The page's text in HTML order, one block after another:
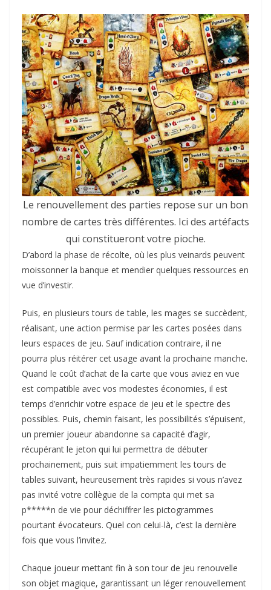
Le renouvellement des parties repose sur un bon
nombre de cartes très différentes. Ici des artéfacts
qui constitueront votre pioche.
D’abord la phase de récolte, où les plus veinards peuvent
moissonner la banque et mendier quelques ressources en
vue d’investir.
Puis, en plusieurs tours de table, les mages se succèdent,
réalisant, une action permise par les cartes posées dans
leurs espaces de jeu. Sauf indication contraire, il ne
pourra plus réitérer cet usage avant la prochaine manche.
Quand le coût d’achat de la carte que vous aviez en vue
est compatible avec vos modestes économies, il est
temps d’enrichir votre espace de jeu et le spectre des
possibles. Puis, chemin faisant, les possibilités s’épuisent,
un premier joueur abandonne sa capacité d’agir,
récupérant le jeton qui lui permettra de débuter
prochainement, puis suit impatiemment les tours de
tables suivant, heureusement très rapides si vous n’avez
pas invité votre collègue de la compta qui met sa
p*****n de vie pour déchiffrer les pictogrammes
pourtant évocateurs. Quel con celui-là, c’est la dernière
fois que vous l’invitez.
Chaque joueur mettant fin à son tour de jeu renouvelle
son objet magique, garantissant un léger renouvellement